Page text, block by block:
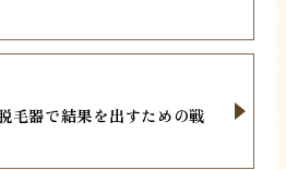
毛器で結果を出すための戦